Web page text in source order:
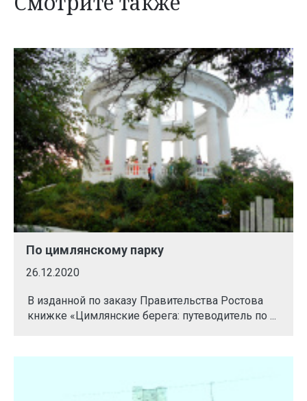
По цимлянскому парку
26.12.2020
В изданной по заказу Правительства Ростова
книжке «Цимлянские берега: путеводитель по ...